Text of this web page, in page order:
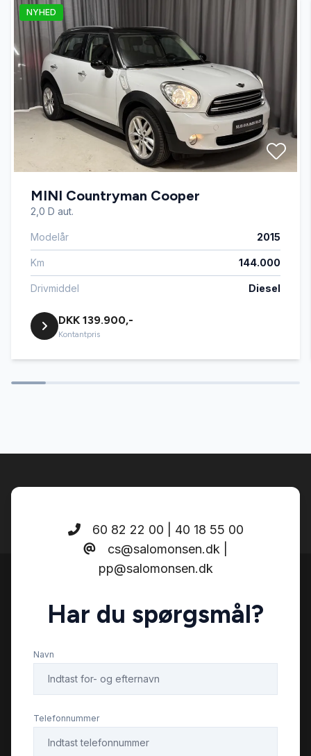
Auto. start/stop
Automatgear
Automatisk fjernlys
Automatisk lys
Automatisk parkeringssystem
Bakkamera
Blind vinkel detektion
Buet lys
El-ruder x4
Elektrisk parkeringsbremse
Fjernbetjent centrallås
NYHED
MINI Countryman Cooper
2,0 D aut.
Modelår 2015
Km 144.000
Drivmiddel Diesel
DKK 139.900,-
Kontantpris
60 82 22 00 | 40 18 55 00
cs@salomonsen.dk |
pp@salomonsen.dk
Har du spørgsmål?
Navn
Telefonnummer